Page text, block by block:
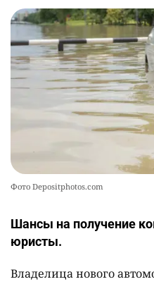
10
кинорежиссёр Ардак
2326 0 50
Фото Depositphotos.com
Шансы на получение
юристы.
Владелица нового